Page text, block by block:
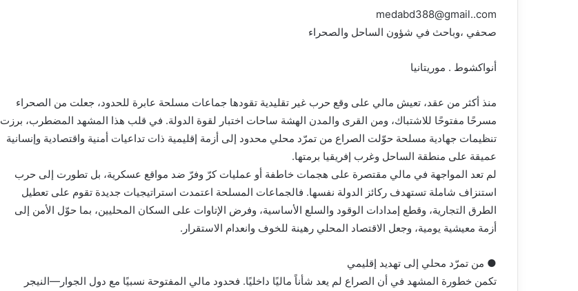
medabd388@gmail..com
صحفي ،وباحث في شؤون الساحل والصحراء
أنواكشوط . موريتانيا
منذ أكثر من عقد، تعيش مالي على وقع حرب غير تقليدية تقودها جماعات مسلحة عابرة للحدود، جعلت من الصحراء
مسرحًا مفتوحًا للاشتباك، ومن القرى والمدن الهشة ساحات اختبار لقوة الدولة. في قلب هذا المشهد المضطرب، برزت
تنظيمات جهادية مسلحة حوّلت الصراع من تمرّد محلي محدود إلى أزمة إقليمية ذات تداعيات أمنية واقتصادية وإنسانية
عميقة على منطقة الساحل وغرب إفريقيا برمتها.
لم تعد المواجهة في مالي مقتصرة على هجمات خاطفة أو عمليات كرّ وفرّ ضد مواقع عسكرية، بل تطورت إلى حرب
استنزاف شاملة تستهدف ركائز الدولة نفسها. فالجماعات المسلحة اعتمدت استراتيجيات جديدة تقوم على تعطيل
الطرق التجارية، وقطع إمدادات الوقود والسلع الأساسية، وفرض الإتاوات على السكان المحليين، بما حوّل الأمن إلى
أزمة معيشية يومية، وجعل الاقتصاد المحلي رهينة للخوف وانعدام الاستقرار.
● من تمرّد محلي إلى تهديد إقليمي
تكمن خطورة المشهد في أن الصراع لم يعد شأناً ماليًا داخليًا. فحدود مالي المفتوحة نسبيًا مع دول الجوار—النيجر